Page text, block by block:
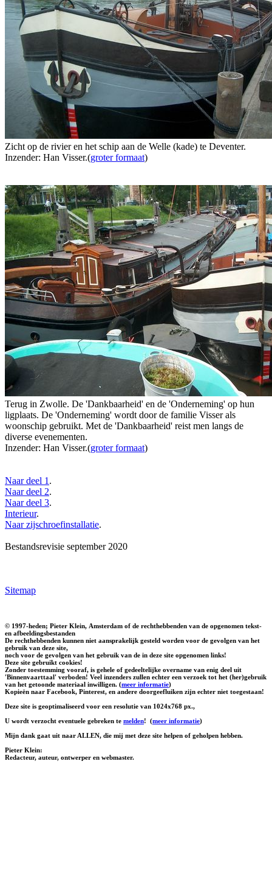
Zicht op de rivier en het schip aan de Welle (kade) te Deventer.
Inzender: Han Visser.(groter formaat)
Terug in Zwolle. De 'Dankbaarheid' en de 'Onderneming' op hun
ligplaats. De 'Onderneming' wordt door de familie Visser als
woonschip gebruikt. Met de 'Dankbaarheid' reist men langs de
diverse evenementen.
Inzender: Han Visser.(groter formaat)
Naar deel 1 .
Naar deel 2.
Naar deel 3.
Interieur.
Naar zijschroefinstallatie.
Bestandsrevisie september 2020
Sitemap
© 1997-heden; Pieter Klein, Amsterdam of de rechthebbenden van de opgenomen tekst-
en afbeeldingsbestanden
De rechthebbenden kunnen niet aansprakelijk gesteld worden voor de gevolgen van het
gebruik van deze site,
noch voor de gevolgen van het gebruik van de in deze site opgenomen links!
Deze site gebruikt cookies!
Zonder toestemming vooraf, is gehele of gedeeltelijke overname van enig deel uit
'Binnenvaarttaal' verboden! Veel inzenders zullen echter een verzoek tot het (her)gebruik
van het getoonde materiaal inwilligen. (meer informatie)
Kopieën naar Facebook, Pinterest, en andere doorgeefluiken zijn echter niet toegestaan!
Deze site is geoptimaliseerd voor een resolutie van 1024x768 px.,
U wordt verzocht eventuele gebreken te melden! (meer informatie)
Mijn dank gaat uit naar ALLEN, die mij met deze site helpen of geholpen hebben.
Pieter Klein:
Redacteur, auteur, ontwerper en webmaster.